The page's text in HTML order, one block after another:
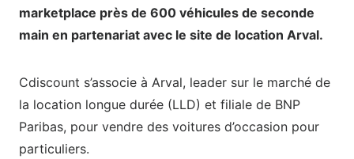
marketplace près de 600 véhicules de seconde
main en partenariat avec le site de location Arval.
Cdiscount s’associe à Arval, leader sur le marché de
la location longue durée (LLD) et filiale de BNP
Paribas, pour vendre des voitures d’occasion pour
particuliers.